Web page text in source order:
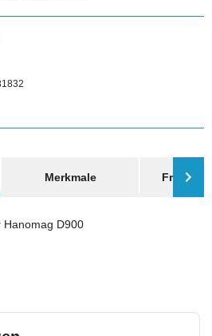
Merkmale Frage
Hanomag D900